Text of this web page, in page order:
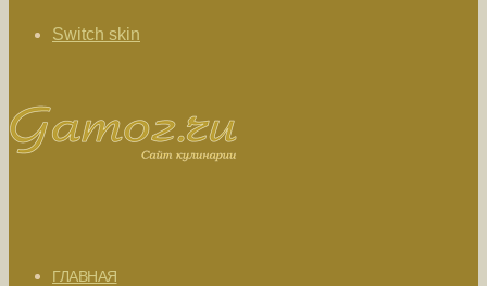
Switch skin
ГЛАВНАЯ